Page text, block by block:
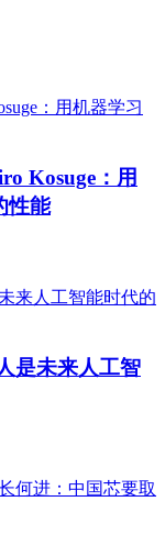
Kosuge：用
性能
是未来人工智